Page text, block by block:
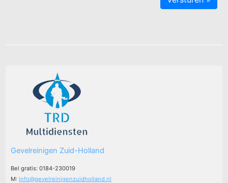
Gevelreinigen Zuid-Holland
Bel gratis: 0184-230019
M:info@gevelreinigenzuidholland.nl